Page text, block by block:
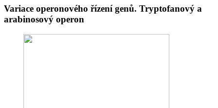
Variace operonového řízení genů. Tryptofanový a
arabinosový operon